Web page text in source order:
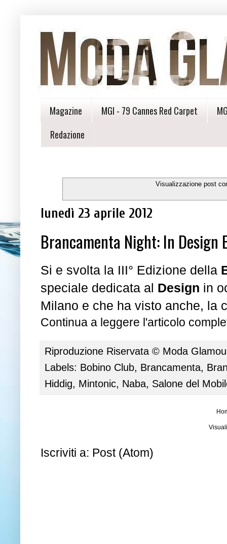
Magazine MGI - 79 Cannes Red Carpet
Redazione
Visualizzazione post
lunedì 23 aprile 2012
Brancamenta Night: In Design
Si e svolta la III° Edizione della
speciale dedicata al Design in
Milano e che ha visto anche, la
Continua a leggere l'articolo
Riproduzione Riservata © Moda
Labels: Bobino Club, Brancamenta,
Hiddig, Mintonic, Naba, Salone del
Iscriviti a: Post (Atom)